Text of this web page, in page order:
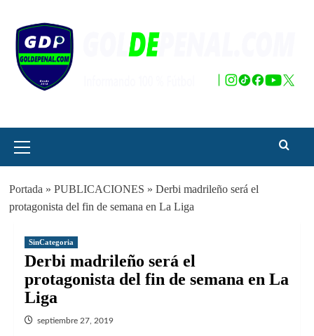
contenido
principal
Portada » PUBLICACIONES » Derbi madrileño será el
protagonista del fin de semana en La Liga
SinCategoria
Derbi madrileño será el
protagonista del fin de semana en La
Liga
septiembre 27, 2019